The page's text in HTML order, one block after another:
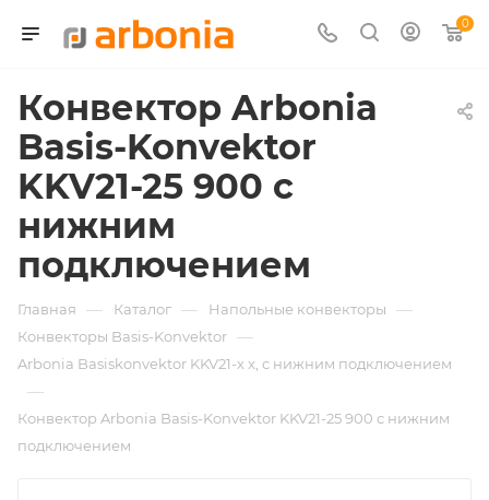
0
Конвектор Arbonia
Basis-Konvektor
KKV21-25 900 с
нижним
подключением
Главная — Каталог — Напольные конвекторы —
Конвекторы Basis-Konvektor —
Arbonia Basiskonvektor KKV21-х x, с нижним подключением
—
Конвектор Arbonia Basis-Konvektor KKV21-25 900 с нижним
подключением